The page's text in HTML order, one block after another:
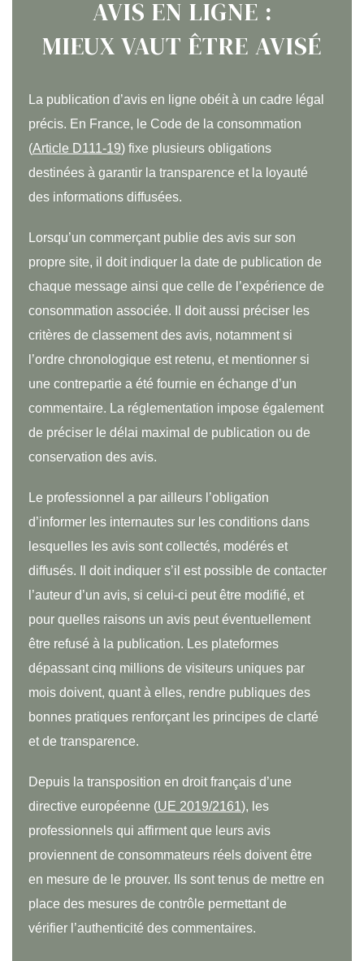
AVIS EN LIGNE :
MIEUX VAUT ÊTRE AVISÉ
La publication d’avis en ligne obéit à un cadre légal
précis. En France, le Code de la consommation
(Article D111-19) fixe plusieurs obligations
destinées à garantir la transparence et la loyauté
des informations diffusées.
Lorsqu’un commerçant publie des avis sur son
propre site, il doit indiquer la date de publication de
chaque message ainsi que celle de l’expérience de
consommation associée. Il doit aussi préciser les
critères de classement des avis, notamment si
l’ordre chronologique est retenu, et mentionner si
une contrepartie a été fournie en échange d’un
commentaire. La réglementation impose également
de préciser le délai maximal de publication ou de
conservation des avis.
Le professionnel a par ailleurs l’obligation
d’informer les internautes sur les conditions dans
lesquelles les avis sont collectés, modérés et
diffusés. Il doit indiquer s’il est possible de contacter
l’auteur d’un avis, si celui-ci peut être modifié, et
pour quelles raisons un avis peut éventuellement
être refusé à la publication. Les plateformes
dépassant cinq millions de visiteurs uniques par
mois doivent, quant à elles, rendre publiques des
bonnes pratiques renforçant les principes de clarté
et de transparence.
Depuis la transposition en droit français d’une
directive européenne (UE 2019/2161), les
professionnels qui affirment que leurs avis
proviennent de consommateurs réels doivent être
en mesure de le prouver. Ils sont tenus de mettre en
place des mesures de contrôle permettant de
vérifier l’authenticité des commentaires.